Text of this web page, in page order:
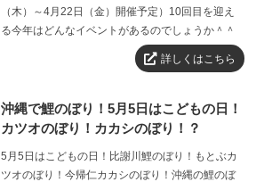
（木）～4月22日（金）開催予定）10回目を迎え
る今年はどんなイベントがあるのでしょうか＾＾
詳しくはこちら
沖縄で鯉のぼり！5月5日はこどもの日！
カツオのぼり！カカシのぼり！？
5月5日はこどもの日！比謝川鯉のぼり！もとぶカ
ツオのぼり！今帰仁カカシのぼり！沖縄の鯉のぼ